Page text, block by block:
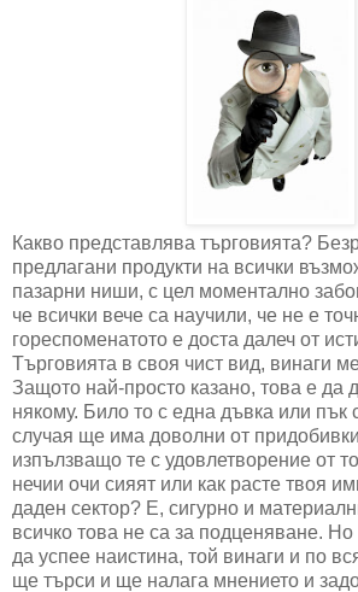
Какво представлява търговията?
предлагани продукти на всички
пазарни ниши, с цел моментално
че всички вече са научили, че не е
гореспоменатото е доста далеч от
Търговията в своя чист вид, винаги
Защото най-просто казано, това е да
някому. Било то с една дъвка или пък
случая ще има доволни от
изпълзващо те с удовлетворение от
нечии очи сияят или как расте твоя
даден сектор? Е, сигурно и
всичко това не са за подценяване. Но
да успее наистина, той винаги и по
ще търси и ще налага мнението и